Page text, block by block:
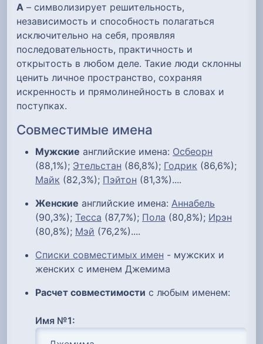
А – символизирует решительность,
независимость и способность полагаться
исключительно на себя, проявляя
последовательность, практичность и
открытость в любом деле. Такие люди склонны
ценить личное пространство, сохраняя
искренность и прямолинейность в словах и
поступках.
Совместимые имена
Мужские английские имена: Осбеорн
(88,1%); Этельстан (86,8%); Годрик (86,6%);
Майк (82,3%); Пэйтон (81,3%)....
Женские английские имена: Аннабель
(90,3%); Тесса (87,7%); Пола (80,8%); Ирэн
(80,8%); Мэй (76,2%)....
Списки совместимых имен - мужских и
женских с именем Джемима
Расчет совместимости с любым именем:
Имя №1: